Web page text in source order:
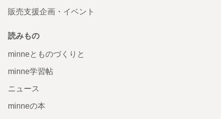
販売支援企画・イベント
読みもの
minneとものづくりと
minne学習帖
ニュース
minneの本